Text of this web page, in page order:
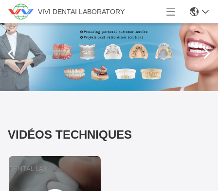
VIVI DENTAI LABORATORY
 
VIDÉOS TECHNIQUES